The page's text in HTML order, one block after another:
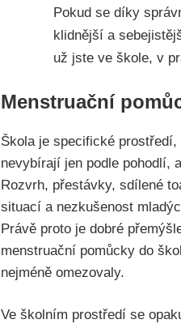
Pokud se díky
klidnější a
už jste ve škole, v
Menstruační
Škola je specifické
nevybírají jen podle pohodlí,
Rozvrh, přestávky, sdílené
situací a nezkušenost
Právě proto je dobré
menstruační pomůcky do
nejméně omezovaly.
Ve školním prostředí se